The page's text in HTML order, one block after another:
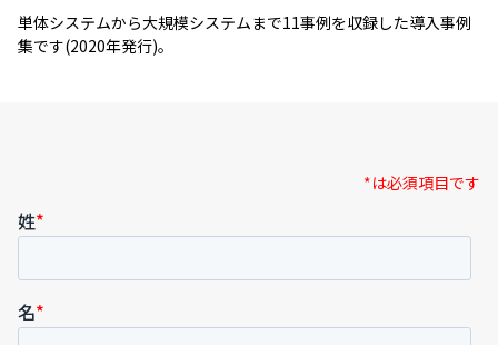
単体システムから大規模システムまで11事例を収録した導入事例
集です(2020年発行)。